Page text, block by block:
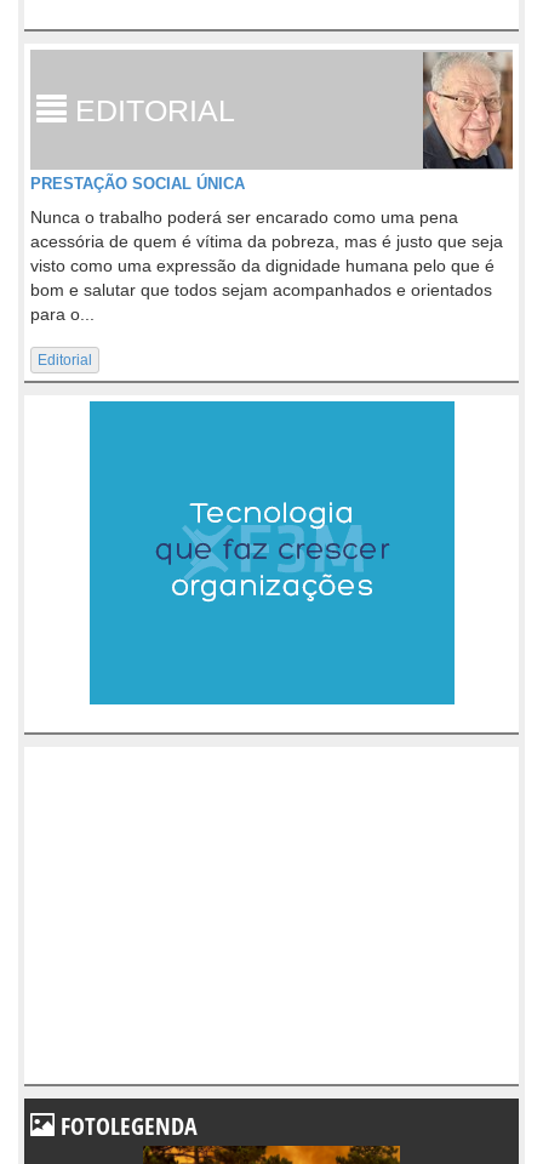
EDITORIAL
PRESTAÇÃO SOCIAL ÚNICA
Nunca o trabalho poderá ser encarado como uma pena
acessória de quem é vítima da pobreza, mas é justo que seja
visto como uma expressão da dignidade humana pelo que é
bom e salutar que todos sejam acompanhados e orientados
para o...
Editorial
FOTOLEGENDA